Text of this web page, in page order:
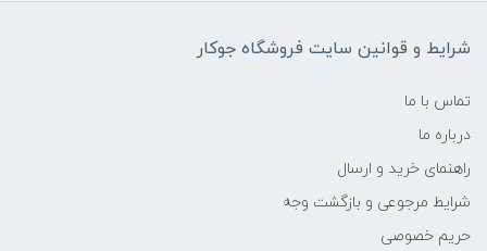
شرایط و قوانین سایت فروشگاه جوکار
تماس با ما
درباره ما
راهنمای خرید و ارسال
شرایط مرجوعی و بازگشت وجه
حریم خصوصی